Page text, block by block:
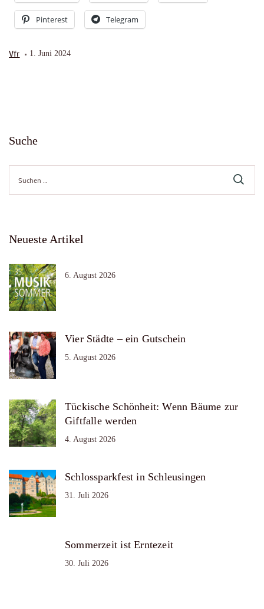
Pinterest Telegram
Vfr 1. Juni 2024
Suche
nach:
Neueste Artikel
6. August 2026
Vier Städte – ein Gutschein
5. August 2026
Tückische Schönheit: Wenn Bäume zur
Giftfalle werden
4. August 2026
Schlossparkfest in Schleusingen
31. Juli 2026
Sommerzeit ist Erntezeit
30. Juli 2026